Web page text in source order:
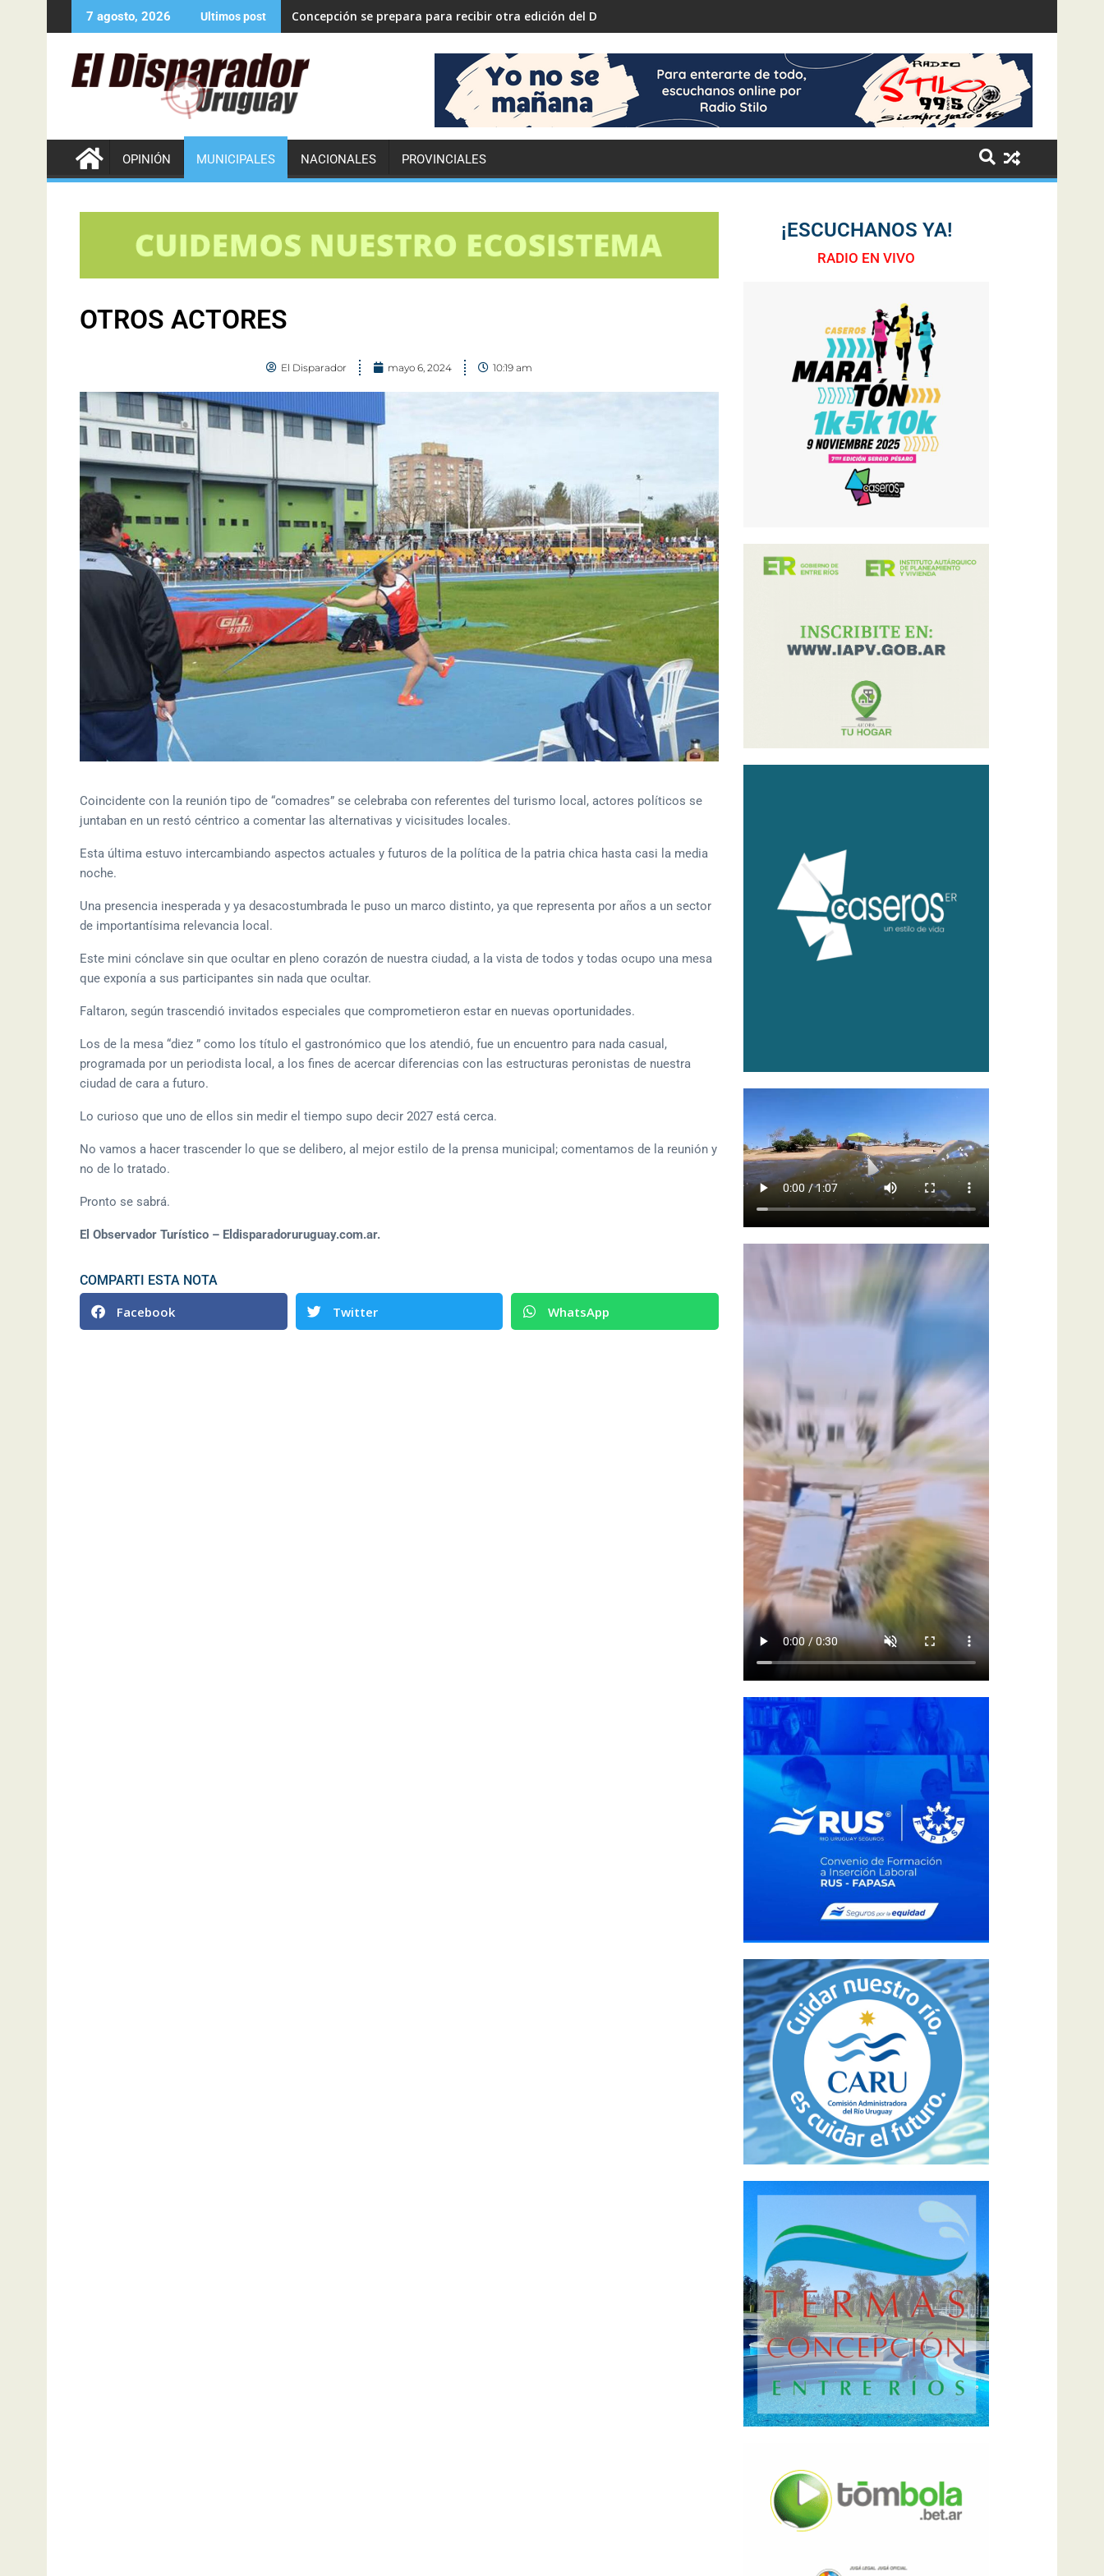
7 agosto, 2026 Ultimos post Concepción se prepara para recibir otra edición del Desafío ECO YPF
OPINIÓN MUNICIPALES NACIONALES PROVINCIALES
OTROS ACTORES
El Disparador mayo 6, 2024 10:19 am
Coincidente con la reunión tipo de “comadres” se celebraba con referentes del turismo local, actores políticos se
juntaban en un restó céntrico a comentar las alternativas y vicisitudes locales.
Esta última estuvo intercambiando aspectos actuales y futuros de la política de la patria chica hasta casi la media
noche.
Una presencia inesperada y ya desacostumbrada le puso un marco distinto, ya que representa por años a un sector
de importantísima relevancia local.
Este mini cónclave sin que ocultar en pleno corazón de nuestra ciudad, a la vista de todos y todas ocupo una mesa
que exponía a sus participantes sin nada que ocultar.
Faltaron, según trascendió invitados especiales que comprometieron estar en nuevas oportunidades.
Los de la mesa “diez ” como los título el gastronómico que los atendió, fue un encuentro para nada casual,
programada por un periodista local, a los fines de acercar diferencias con las estructuras peronistas de nuestra
ciudad de cara a futuro.
Lo curioso que uno de ellos sin medir el tiempo supo decir 2027 está cerca.
No vamos a hacer trascender lo que se delibero, al mejor estilo de la prensa municipal; comentamos de la reunión y
no de lo tratado.
Pronto se sabrá.
El Observador Turístico – Eldisparadoruruguay.com.ar.
COMPARTI ESTA NOTA
Facebook Twitter WhatsApp
¡ESCUCHANOS YA!
RADIO EN VIVO